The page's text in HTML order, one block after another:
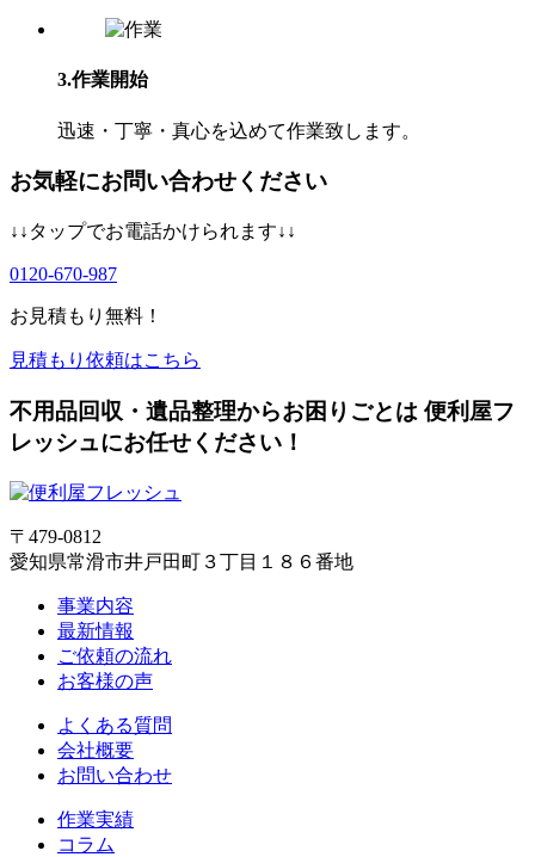
3.作業開始
迅速・丁寧・真心を込めて作業致します。
お気軽にお問い合わせください
↓↓タップでお電話かけられます↓↓
0120-670-987
お見積もり無料！
見積もり依頼はこちら
不用品回収・遺品整理からお困りごとは 便利屋フ
レッシュにお任せください！
〒479-0812
愛知県常滑市井戸田町３丁目１８６番地
事業内容
最新情報
ご依頼の流れ
お客様の声
よくある質問
会社概要
お問い合わせ
作業実績
コラム